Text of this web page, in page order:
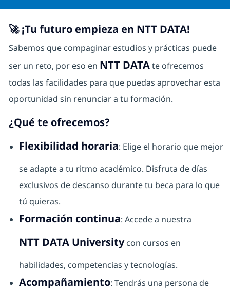
🚀 ¡Tu futuro empieza en NTT DATA!
Sabemos que compaginar estudios y prácticas puede
ser un reto, por eso en NTT DATAte ofrecemos
todas las facilidades para que puedas aprovechar esta
oportunidad sin renunciar a tu formación.
¿Qué te ofrecemos?
Flexibilidad horaria: Elige el horario que mejor
se adapte a tu ritmo académico. Disfruta de días
exclusivos de descanso durante tu beca para lo que
tú quieras.
Formación continua: Accede a nuestra
NTT DATA Universitycon cursos en
habilidades, competencias y tecnologías.
Acompañamiento: Tendrás una persona de